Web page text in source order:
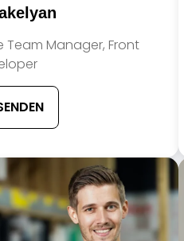
Team Manager, Front